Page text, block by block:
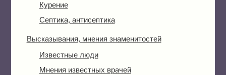
Курение
Септика, антисептика
Высказывания, мнения знаменитостей
Известные люди
Мнения известных врачей